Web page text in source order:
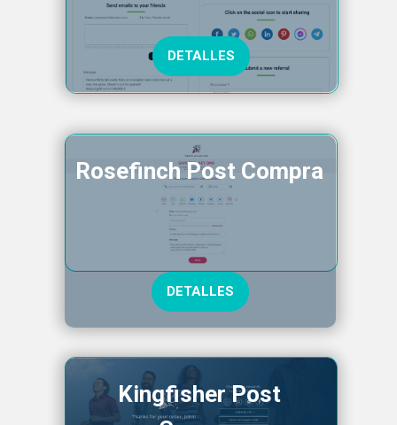
Kingfisher Post
Rosefinch Post Compra
DETALLES
DETALLES